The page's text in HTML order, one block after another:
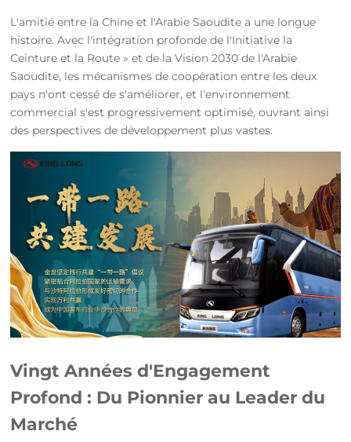
L'amitié entre la Chine et l'Arabie Saoudite a une longue
histoire. Avec l'intégration profonde de l'Initiative la
Ceinture et la Route » et de la Vision 2030 de l'Arabie
Saoudite, les mécanismes de coopération entre les deux
pays n'ont cessé de s'améliorer, et l'environnement
commercial s'est progressivement optimisé, ouvrant ainsi
des perspectives de développement plus vastes.
Vingt Années d'Engagement
Profond : Du Pionnier au Leader du
Marché